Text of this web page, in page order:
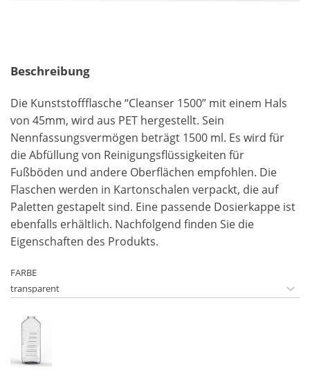
Beschreibung
Die Kunststoffflasche “Cleanser 1500” mit einem Hals
von 45mm, wird aus PET hergestellt. Sein
Nennfassungsvermögen beträgt 1500 ml. Es wird für
die Abfüllung von Reinigungsflüssigkeiten für
Fußböden und andere Oberflächen empfohlen. Die
Flaschen werden in Kartonschalen verpackt, die auf
Paletten gestapelt sind. Eine passende Dosierkappe ist
ebenfalls erhältlich. Nachfolgend finden Sie die
Eigenschaften des Produkts.
FARBE